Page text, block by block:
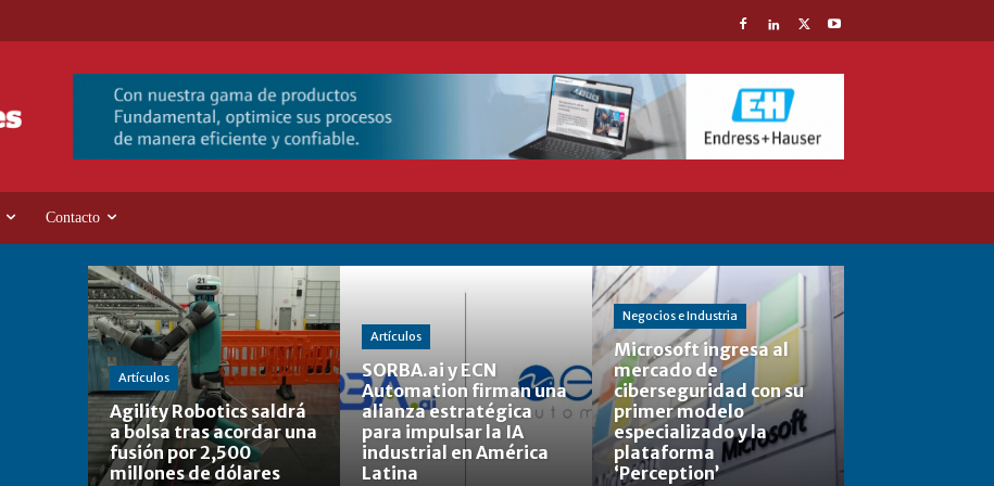
Contacto
Artículos
Agility Robotics saldrá
a bolsa tras acordar una
fusión por 2,500
millones de dólares
Artículos
SORBA.ai y ECN
Automation firman una
alianza estratégica
para impulsar la IA
industrial en América
Latina
Negocios e Industria
Microsoft ingresa al
mercado de
ciberseguridad con su
primer modelo
especializado y la
plataforma
‘Perception’